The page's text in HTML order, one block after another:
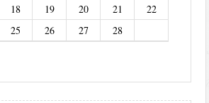
18 19 20 21
22
25 26 27
28